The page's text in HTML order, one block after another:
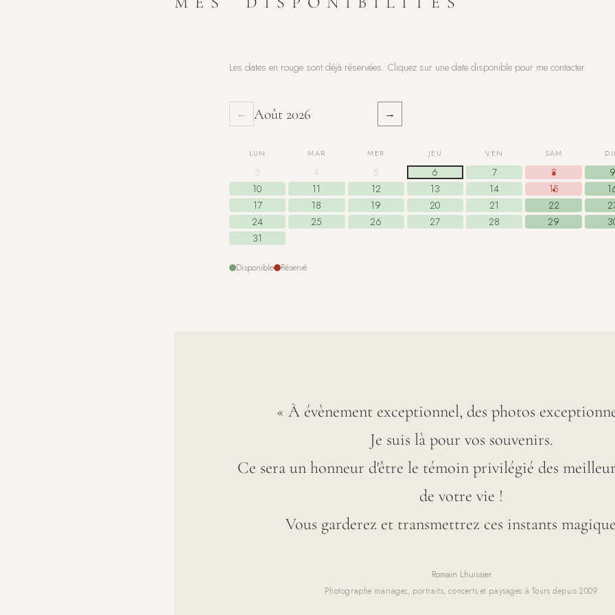
Les dates en rouge sont déjà réservées. Cliquez sur une date disponible pour me contacter.
← Août 2026 →
LUN MAR MER JEU VEN SAM
3 4 5 6 7 8
9
10
11 12 13 14 15
17
18 19 20 21 22
24
25 26 27 28 29
31
Disponible Réservé
« À évènement exceptionnel, des photos
Je suis là pour vos souvenirs.
Ce sera un honneur d'être le témoin privilégié des
de votre vie !
Vous garderez et transmettrez ces instants
Romain Lhuissier
Photographe mariages, portraits, concerts et paysages à Tours depuis 2009